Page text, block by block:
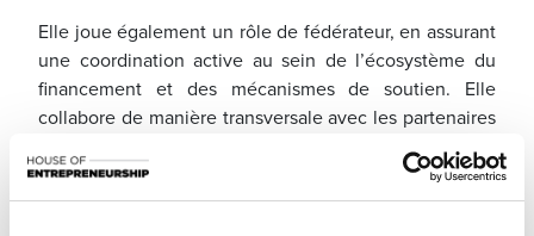
Elle joue également un rôle de fédérateur, en assurant
une coordination active au sein de l’écosystème du
financement et des mécanismes de soutien. Elle
collabore de manière transversale avec les partenaires
publics et privés, dont le ministère de l’Economie, afin
de favoriser les synergies et une approche cohérente
au bénéfice des entrepreneurs.